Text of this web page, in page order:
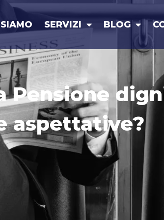
SERVIZI BLOG
Pensione
aspettative?